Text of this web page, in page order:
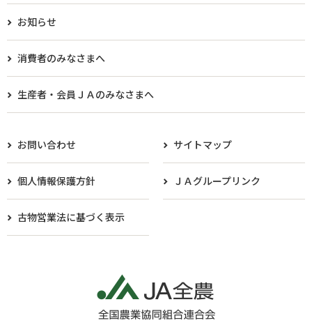
お知らせ
消費者のみなさまへ
生産者・会員ＪＡのみなさまへ​
お問い合わせ サイトマップ
個人情報保護方針 ＪＡグループリンク
古物営業法に基づく表示